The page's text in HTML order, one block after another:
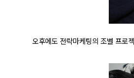
오후에도 전략마케팅의 조별 프로